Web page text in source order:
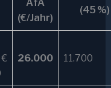
AfA
(€/Jahr)
(45 %)
26.000 11.700